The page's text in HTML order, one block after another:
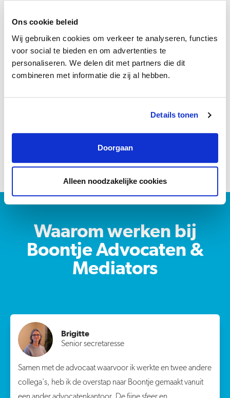
Ons cookie beleid
Wij gebruiken cookies om verkeer te analyseren, functies
voor social te bieden en om advertenties te
personaliseren. We delen dit met partners die dit
combineren met informatie die zij al hebben.
Details tonen
Doorgaan
Alleen noodzakelijke cookies
Advocaten & Mediators. Wij hechten veel waarde aan ontwikkelen
en verbeteren en staan daarom open om te leren, zowel als
Waarom werken bij
Boontje Advocaten &
Mediators
Brigitte
Senior secretaresse
Samen met de advocaat waarvoor ik werkte en twee andere
collega's, heb ik de overstap naar Boontje gemaakt vanuit